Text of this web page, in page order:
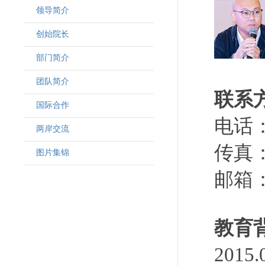
领导简介
· 韩晶磊副院长
· 周勇副院长
· 林勇新副院长
创始院长
部门简介
团队简介
· 客座教授
· 访问学者
国际合作
两岸交流
图片集锦
联系
电话
传真
邮箱
教育